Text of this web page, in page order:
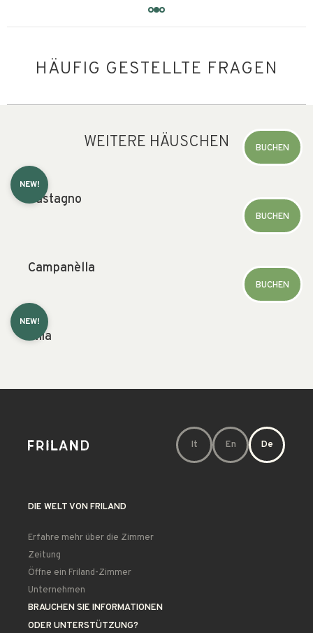
HÄUFIG GESTELLTE FRAGEN
WEITERE HÄUSCHEN BUCHEN
NEW!
Castagno
BUCHEN
Campanèlla
BUCHEN
NEW!
Tilia
It En De
DIE WELT VON FRILAND
Erfahre mehr über die Zimmer
Zeitung
Öffne ein Friland-Zimmer
Unternehmen
BRAUCHEN SIE INFORMATIONEN
ODER UNTERSTÜTZUNG?